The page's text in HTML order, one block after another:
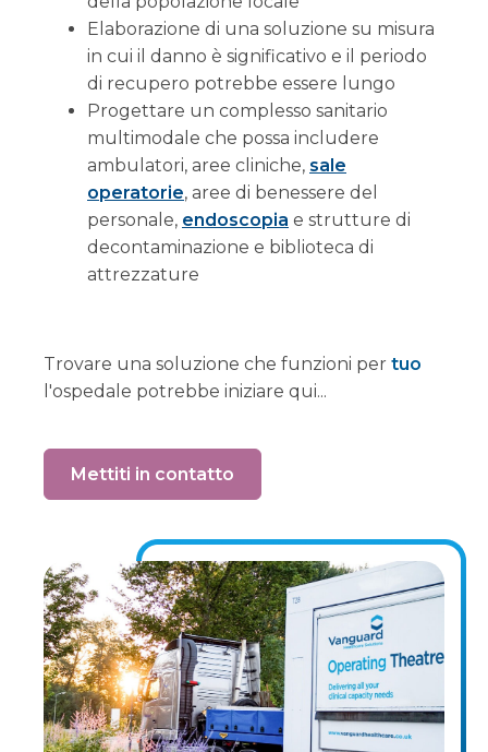
Elaborazione di una soluzione su misura
in cui il danno è significativo e il periodo
di recupero potrebbe essere lungo
Progettare un complesso sanitario
multimodale che possa includere
ambulatori, aree cliniche, sale
operatorie, aree di benessere del
personale, endoscopia e strutture di
decontaminazione e biblioteca di
attrezzature
Trovare una soluzione che funzioni per tuo
l'ospedale potrebbe iniziare qui...
Mettiti in contatto